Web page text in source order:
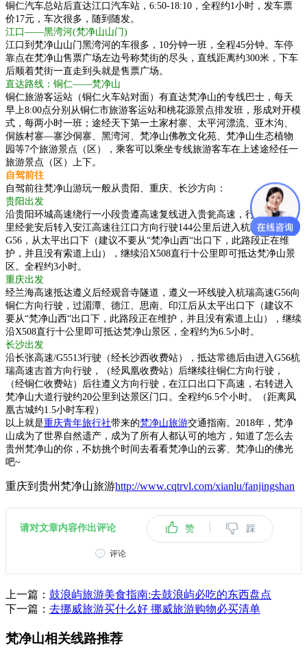
铜仁汽车总站后直达江口汽车站，6:50-18:10，全程约1小时，发车票
价17元，车次很多，随到随发。
江口——黑湾河(梵净山山门)
江口到梵净山山门黑湾河的车很多，10分钟一班，全程45分钟。车停
靠点在梵净山售票广场左边号称梵街的尽头，直线距离约300米，下车
后顺着梵街一直走到头就是售票广场。
直达路线：铜仁——梵净山
铜仁旅游客运站（铜仁火车站对面）有直达梵净山的专线巴士，每天
早上8:00点分别从铜仁市旅游客运站和桃花源景点排发班，形成对开模
式，每两小时一班；途经天下第一土家村寨、太平河漂流、亚木沟、
侗族村寨—寨沙侗寨、黑湾河、梵净山佛教文化苑、梵净山生态植物
园等7个旅游景点（区），乘客可以乘坐专线旅游客车在上述途经任一
旅游景点（区）上下。
自驾前往
自驾前往梵净山游玩一般从贵阳、重庆、长沙方向：
贵阳出发
沿贵阳环城高速绕行一小段贵遵高速复线进入贵瓮高速，行驶约71公
里经瓮安后转入安江高速往江口方向行驶144公里后进入杭瑞高速
G56，从太平出口下（建议不要从“梵净山西“出口下，此路段正在维
护，并且没有索道上山），继续沿X508直行十公里即可抵达梵净山景
区。全程约3小时。
重庆出发
经兰海高速抵达遵义后经观音寺隧道，遵义一环线驶入杭瑞高速G56向
铜仁方向行驶，过湄潭、德江、思南、印江后从太平出口下（建议不
要从“梵净山西“出口下，此路段正在维护，并且没有索道上山），继续
沿X508直行十公里即可抵达梵净山景区，全程约为6.5小时。
长沙出发
沿长张高速/G5513行驶（经长沙西收费站），抵达常德后由进入G56杭
瑞高速吉首方向行驶，（经凤凰收费站）后继续往铜仁方向行驶，
（经铜仁收费站）后往遵义方向行驶，在江口出口下高速，右转进入
梵净山大道行驶约20公里到达景区门口。全程约6.5个小时。（距离凤
凰古城约1.5小时车程）
以上就是重庆青年旅行社带来的梵净山旅游交通指南。2018年，梵净
山成为了世界自然遗产，成为了所有人都认可的地方，知道了怎么去
贵州梵净山的你，不妨挑个时间去看看梵净山的云雾、梵净山的佛光
吧~
重庆到贵州梵净山旅游http://www.cqtrvl.com/xianlu/fanjingshan
请对文章内容作出评论 赞 | 踩
评论
上一篇： 鼓浪屿旅游美食指南:去鼓浪屿必吃的东西盘点
下一篇： 去挪威旅游买什么好 挪威旅游购物必买清单
梵净山相关线路推荐